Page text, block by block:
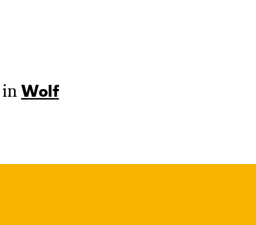
in Wolf